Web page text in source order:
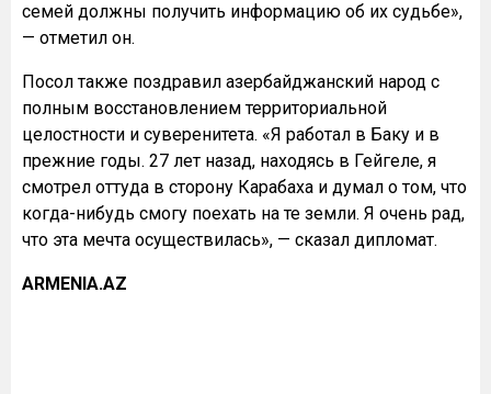
семей должны получить информацию об их судьбе»,
— отметил он.
Посол также поздравил азербайджанский народ с
полным восстановлением территориальной
целостности и суверенитета. «Я работал в Баку и в
прежние годы. 27 лет назад, находясь в Гейгеле, я
смотрел оттуда в сторону Карабаха и думал о том, что
когда-нибудь смогу поехать на те земли. Я очень рад,
что эта мечта осуществилась», — сказал дипломат.
ARMENIA.AZ